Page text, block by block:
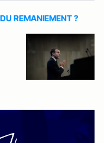
REMANIEMENT ?